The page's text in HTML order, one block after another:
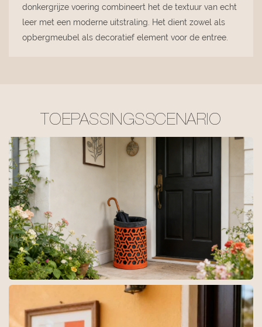
donkergrijze voering combineert het de textuur van echt
leer met een moderne uitstraling. Het dient zowel als
opbergmeubel als decoratief element voor de entree.
TOEPASSINGSSCENARIO